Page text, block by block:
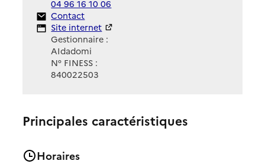
04 96 16 10 06
Contact
Contact
Site Internet
Site internet
Gestionnaire :
AIdadomi
N° FINESS :
840022503
Principales caractéristiques
Horaires